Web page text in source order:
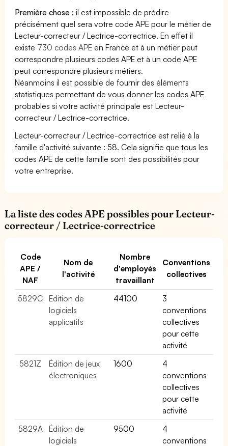
Première chose : il est impossible de prédire
précisément quel sera votre code APE pour le métier de
Lecteur-correcteur / Lectrice-correctrice. En effet il
existe 730 codes APE en France et à un métier peut
correspondre plusieurs codes APE et à un code APE
peut correspondre plusieurs métiers.
Néanmoins il est possible de fournir des éléments
statistiques permettant de vous donner les codes APE
probables si votre activité principale est Lecteur-
correcteur / Lectrice-correctrice.
Lecteur-correcteur / Lectrice-correctrice est relié à la
famille d'activité suivante : 58. Cela signifie que tous les
codes APE de cette famille sont des possibilités pour
votre entreprise.
La liste des codes APE possibles pour Lecteur-
correcteur / Lectrice-correctrice
Code
APE /
NAF
Nom de
l'activité
Nombre
d'employés
travaillant
Conventions
collectives
5829C Edition de
logiciels
applicatifs
44100
3
conventions
collectives
pour cette
activité
5821Z
Édition de jeux
électroniques
1600
4
conventions
collectives
pour cette
activité
5829A
Édition de
logiciels
9500
4
conventions